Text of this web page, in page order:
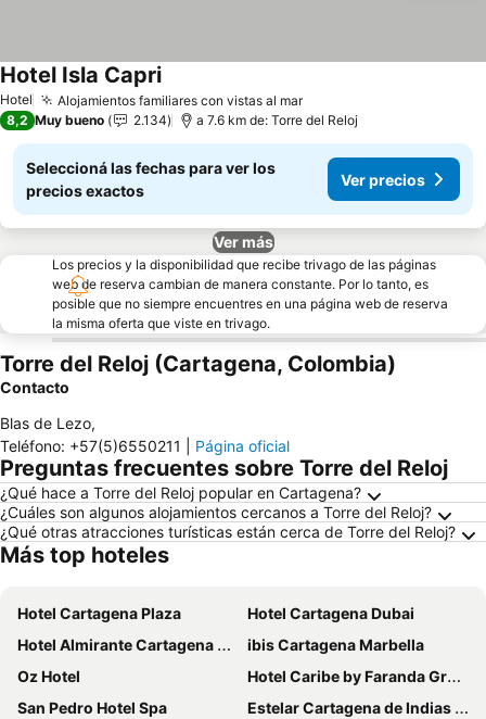
Hotel Alojamientos familiares con vistas al marVer precios
Hotel Isla CapriVer precios
8,2 Muy bueno 2.134 a 7.6 km de: Torre del Reloj
Seleccioná las fechas para ver los
precios exactos
Ver precios
Ver más
Los precios y la disponibilidad que recibe trivago de las páginas
web de reserva cambian de manera constante. Por lo tanto, es
posible que no siempre encuentres en una página web de reserva
la misma oferta que viste en trivago.
Torre del Reloj (Cartagena, Colombia)
Contacto
Blas de Lezo,
Teléfono: +57(5)6550211 Página oficial
Preguntas frecuentes sobre Torre del Reloj
¿Qué hace a Torre del Reloj popular en Cartagena?
¿Cuáles son algunos alojamientos cercanos a Torre del Reloj?
¿Qué otras atracciones turísticas están cerca de Torre del Reloj?
Más top hoteles
Hotel Cartagena Plaza
Hotel Cartagena Dubai
Hotel Almirante Cartagena Colombia
ibis Cartagena Marbella
Oz Hotel
Hotel Caribe by Faranda Grand, a member of Radisson Individuals
San Pedro Hotel Spa
Estelar Cartagena de Indias Hotel y Centro de Convenciones